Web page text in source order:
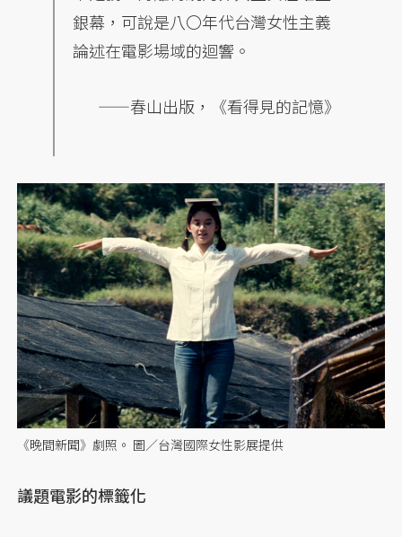
銀幕，可說是八〇年代台灣女性主義
論述在電影場域的迴響。
——春山出版，《看得見的記憶》
《晚間新聞》劇照。 圖／台灣國際女性影展提供
議題電影的標籤化